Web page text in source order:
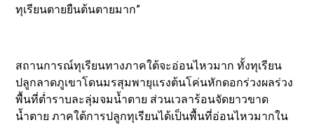
ทุเรียนตายยืนต้นตายมาก”
สถานการณ์ทุเรียนทางภาคใต้จะอ่อนไหวมาก ทั้งทุเรียน
ปลูกลาดภูเขาโดนมรสุมพายุแรงต้นโค่นหักดอกร่วงผลร่วง
พื้นที่ต่ำราบละลุ่มจมน้ำตาย ส่วนเวลาร้อนจัดยาวขาด
น้ำตาย ภาคใต้การปลูกทุเรียนได้เป็นพื้นที่อ่อนไหวมากใน